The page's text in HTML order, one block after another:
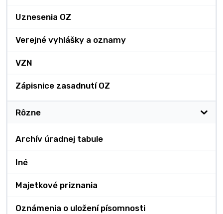
Uznesenia OZ
Verejné vyhlášky a oznamy
VZN
Zápisnice zasadnutí OZ
Rôzne
Archív úradnej tabule
Iné
Majetkové priznania
Oznámenia o uložení písomnosti